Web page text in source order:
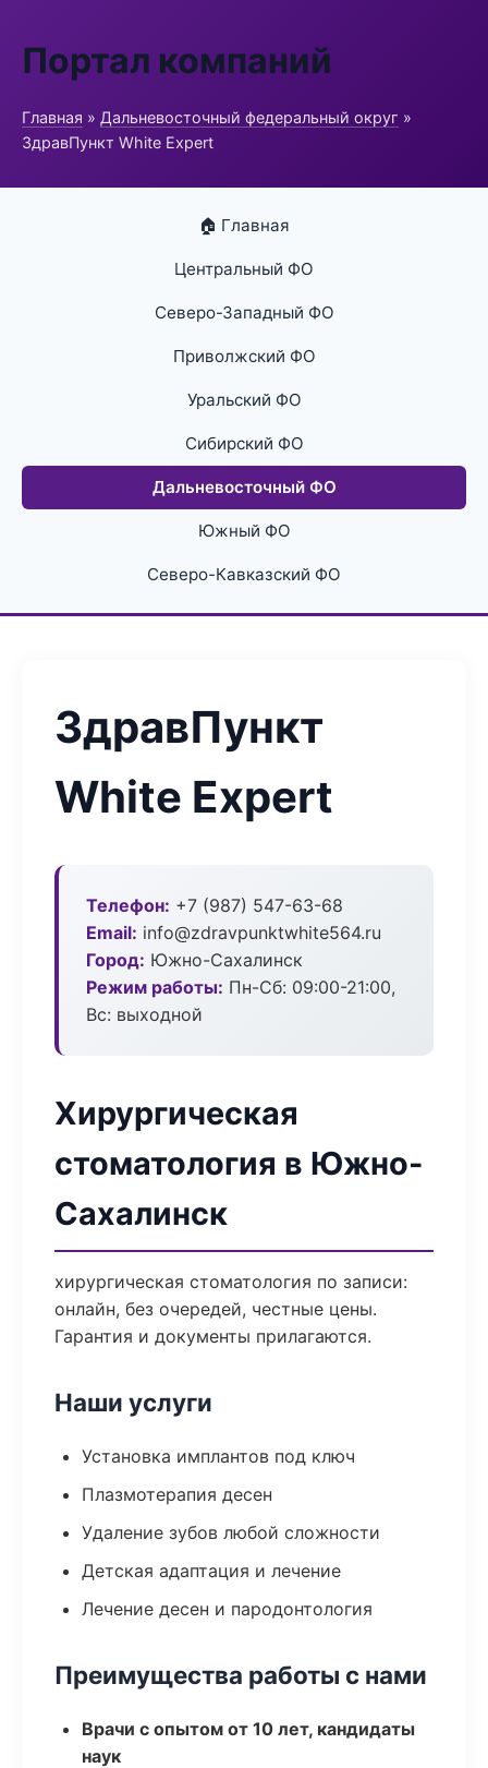
Портал компаний
Главная » Дальневосточный федеральный округ »
ЗдравПункт White Expert
🏠 Главная
Центральный ФО
Северо-Западный ФО
Приволжский ФО
Уральский ФО
Сибирский ФО
Дальневосточный ФО
Южный ФО
Северо-Кавказский ФО
ЗдравПункт
White Expert
Телефон: +7 (987) 547-63-68
Email: info@zdravpunktwhite564.ru
Город: Южно-Сахалинск
Режим работы: Пн-Сб: 09:00-21:00,
Вс: выходной
Хирургическая
стоматология в Южно-
Сахалинск
хирургическая стоматология по записи:
онлайн, без очередей, честные цены.
Гарантия и документы прилагаются.
Наши услуги
Установка имплантов под ключ
Плазмотерапия десен
Удаление зубов любой сложности
Детская адаптация и лечение
Лечение десен и пародонтология
Преимущества работы с нами
Врачи с опытом от 10 лет, кандидаты
наук